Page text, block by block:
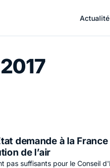
Actualité
demande à la
de l’air
pas suffisants pour le Conseil